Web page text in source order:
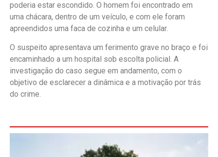
poderia estar escondido. O homem foi encontrado em
uma chácara, dentro de um veículo, e com ele foram
apreendidos uma faca de cozinha e um celular.
O suspeito apresentava um ferimento grave no braço e foi
encaminhado a um hospital sob escolta policial. A
investigação do caso segue em andamento, com o
objetivo de esclarecer a dinâmica e a motivação por trás
do crime.